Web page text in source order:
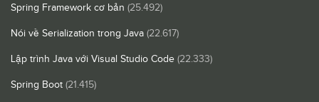
Spring Framework cơ bản (25.492)
Nói về Serialization trong Java (22.617)
Lập trình Java với Visual Studio Code (22.333)
Spring Boot (21.415)